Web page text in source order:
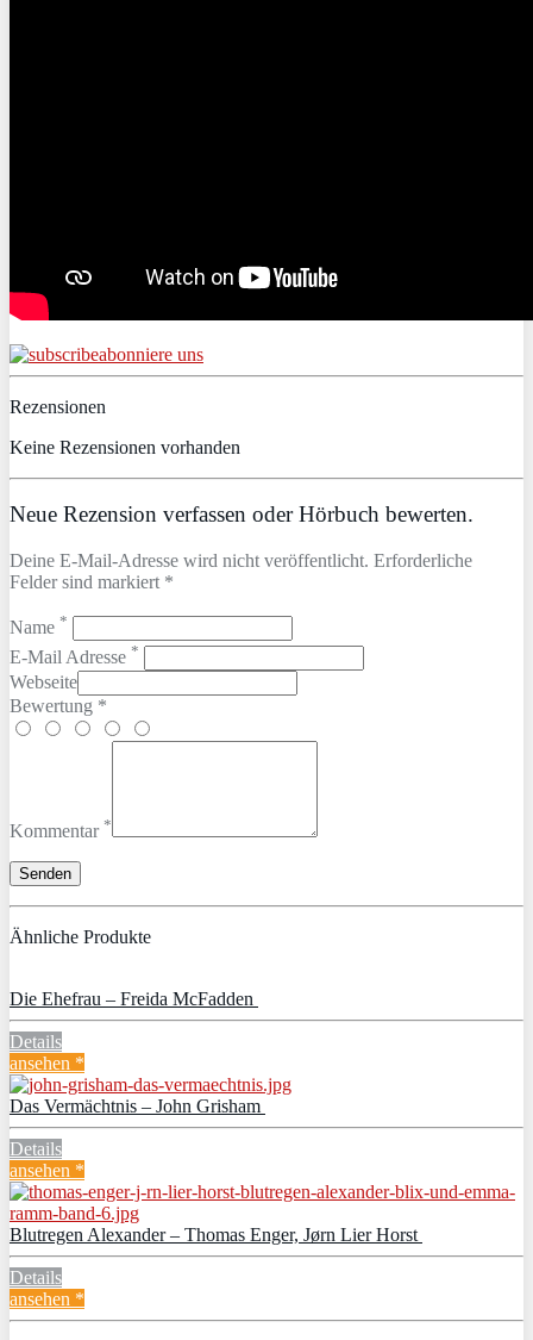
abonniere uns
Rezensionen
Keine Rezensionen vorhanden
Neue Rezension verfassen oder Hörbuch bewerten.
Deine E-Mail-Adresse wird nicht veröffentlicht. Erforderliche
Felder sind markiert *
Name *
E-Mail Adresse *
Webseite
Bewertung *
Kommentar *
Ähnliche Produkte
Die Ehefrau – Freida McFadden
Details
ansehen *
Das Vermächtnis – John Grisham
Details
ansehen *
Blutregen Alexander – Thomas Enger, Jørn Lier Horst
Details
ansehen *